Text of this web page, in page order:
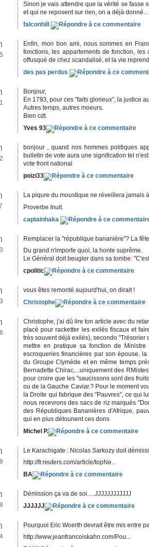
Sinon je vais attendre que la vérité se fasse
et qui ne reposent sur rien, on a déjà
falconhill
Enfin, mon bon ami, nous sommes en
fonctions, les appartements de fonction,
offusqué de chez scandalisé, et la vie
des pas perdus
Bonjour,
En 1793, pour ces "faits glorieux", la justice
Autres temps, autres moeurs.
Bien cdt.
Yves 93
bonjour , quand nos hommes politiques
bulletin de vote aura une signification tel
vote front national
poizi33
La piqure du moustique ne réveillera jamais
Proverbe Inuit.
captainhaka
Remplacer la "république bananière"? La
Du grand n'importe quoi, la honte suprême.
Le Général doit beugler dans sa tombe:
cpolitic
vous êtes remonté aujourd'hui, on dirait !
Christophe
Christophe, j'ai dû lire ton article avec du
placé pour racketter les exilés fiscaux et
très souvent déjà exilés), secondo
mettre en pratique sa fonction de
escroqueries financières par son épouse,
du Groupe Clymède et en même temps
Bernadette Chirac,...uniquement des
pour croire que les "saucissons sont des
ou de la Gauche Caviar.? Pour le moment
la Droite qui fabrique des "Pauvres", ce qui
nous recevrons des sacs de riz marqués
des Républiques Bananières d'Afrique,
qui en plus détounent ces dons
Michel P.
Le Karachigate : Nicolas Sarkozy doit
http://fr.reuters.com/article/topNe...
BA
Démission ça va de soi.....JJJJJJJJJJJJ
JJJJJJ
Pourquoi Eric Woerth devrait être mis entre
http://www.jeanfrancoiskahn.com/Pou...